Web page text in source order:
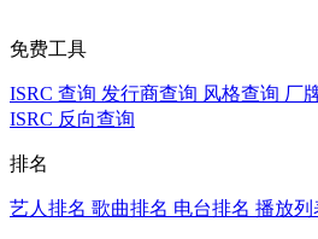
免费工具
ISRC 查询 发行商查询 风格查询 厂
ISRC 反向查询
排名
艺人排名 歌曲排名 电台排名 播放列